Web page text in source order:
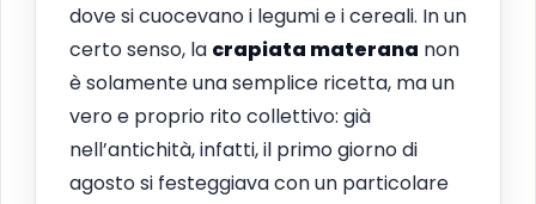
dove si cuocevano i legumi e i cereali. In un
certo senso, la crapiata materana non
è solamente una semplice ricetta, ma un
vero e proprio rito collettivo: già
nell’antichità, infatti, il primo giorno di
agosto si festeggiava con un particolare